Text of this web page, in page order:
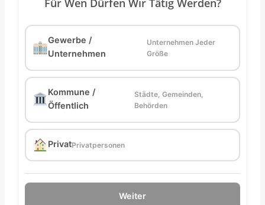
Für Wen Dürfen Wir Tätig Werden?
Gewerbe /
Unternehmen
Unternehmen Jeder
Größe
Kommune /
Öffentlich
Städte, Gemeinden,
Behörden
PrivatPrivatpersonen
Weiter